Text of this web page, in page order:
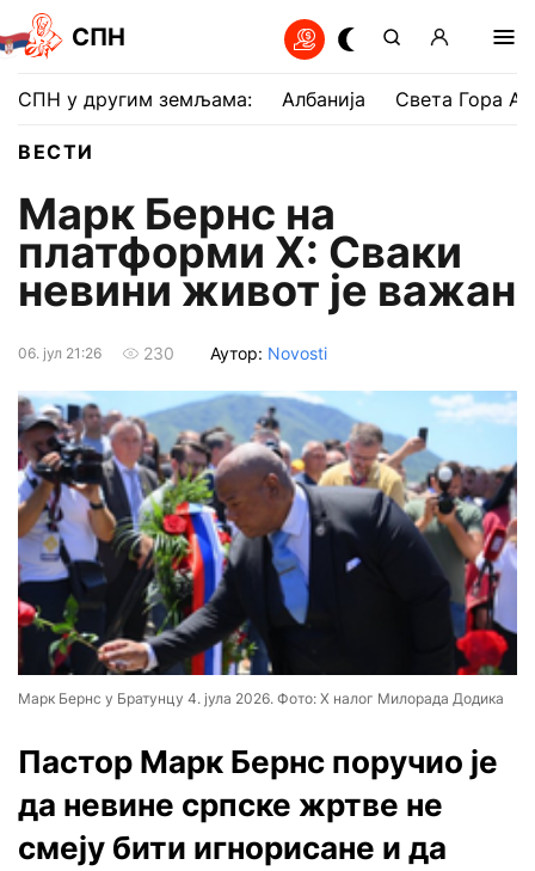
СПН
СПН у другим земљама: Албанија Света Гора
ВЕСТИ
Марк Бернс на
платформи Х: Сваки
невини живот је важан
06. јул 21:26 230 Аутор: Novosti
Марк Бернс у Братунцу 4. јула 2026. Фото: Х налог Милорада Додика
Пастор Марк Бернс поручио је
да невине српске жртве не
смеју бити игнорисане и да